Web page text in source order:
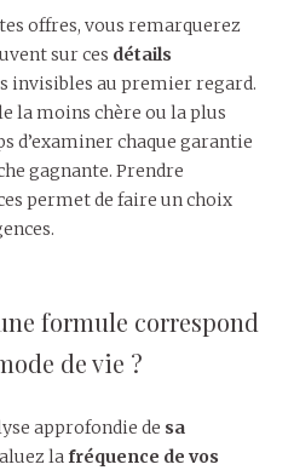
offres, vous remarquerez
sur ces détails
invisibles au premier regard.
la moins chère ou la plus
d’examiner chaque garantie
gagnante. Prendre
permet de faire un choix
formule correspond
de vie ?
approfondie de sa
la fréquence de vos